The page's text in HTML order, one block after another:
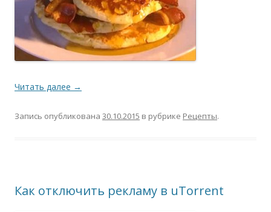
Читать далее →
Запись опубликована 30.10.2015 в рубрике Рецепты.
Как отключить рекламу в uTorrent